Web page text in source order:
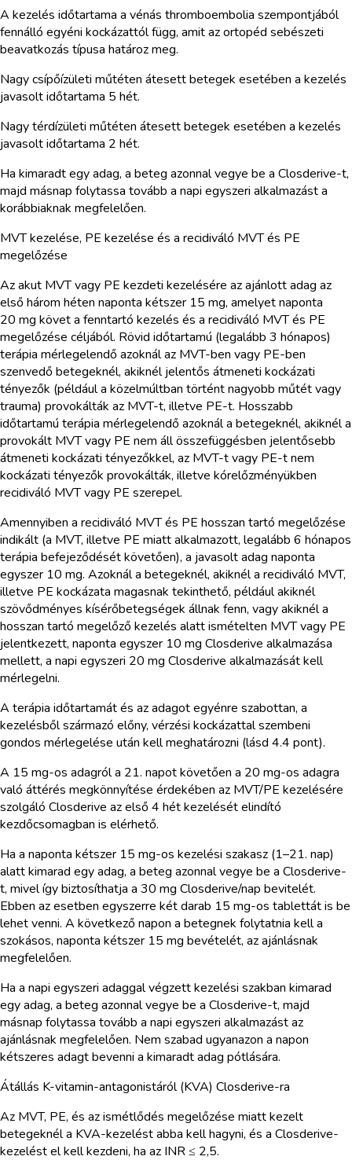
A kezelés időtartama a vénás thromboembolia szempontjából
fennálló egyéni kockázattól függ, amit az ortopéd sebészeti
beavatkozás típusa határoz meg.
Nagy csípőízületi műtéten átesett betegek esetében a kezelés
javasolt időtartama 5 hét.
Nagy térdízületi műtéten átesett betegek esetében a kezelés
javasolt időtartama 2 hét.
Ha kimaradt egy adag, a beteg azonnal vegye be a Closderive-t,
majd másnap folytassa tovább a napi egyszeri alkalmazást a
korábbiaknak megfelelően.
MVT kezelése, PE kezelése és a recidiváló MVT és PE
megelőzése
Az akut MVT vagy PE kezdeti kezelésére az ajánlott adag az
első három héten naponta kétszer 15 mg, amelyet naponta
20 mg követ a fenntartó kezelés és a recidiváló MVT és PE
megelőzése céljából. Rövid időtartamú (legalább 3 hónapos)
terápia mérlegelendő azoknál az MVT-ben vagy PE-ben
szenvedő betegeknél, akiknél jelentős átmeneti kockázati
tényezők (például a közelmúltban történt nagyobb műtét vagy
trauma) provokálták az MVT-t, illetve PE-t. Hosszabb
időtartamú terápia mérlegelendő azoknál a betegeknél, akiknél a
provokált MVT vagy PE nem áll összefüggésben jelentősebb
átmeneti kockázati tényezőkkel, az MVT-t vagy PE-t nem
kockázati tényezők provokálták, illetve kórelőzményükben
recidiváló MVT vagy PE szerepel.
Amennyiben a recidiváló MVT és PE hosszan tartó megelőzése
indikált (a MVT, illetve PE miatt alkalmazott, legalább 6 hónapos
terápia befejeződését követően), a javasolt adag naponta
egyszer 10 mg. Azoknál a betegeknél, akiknél a recidiváló MVT,
illetve PE kockázata magasnak tekinthető, például akiknél
szövődményes kísérőbetegségek állnak fenn, vagy akiknél a
hosszan tartó megelőző kezelés alatt ismételten MVT vagy PE
jelentkezett, naponta egyszer 10 mg Closderive alkalmazása
mellett, a napi egyszeri 20 mg Closderive alkalmazását kell
mérlegelni.
A terápia időtartamát és az adagot egyénre szabottan, a
kezelésből származó előny, vérzési kockázattal szembeni
gondos mérlegelése után kell meghatározni (lásd 4.4 pont).
A 15 mg-os adagról a 21. napot követően a 20 mg-os adagra
való áttérés megkönnyítése érdekében az MVT/PE kezelésére
szolgáló Closderive az első 4 hét kezelését elindító
kezdőcsomagban is elérhető.
Ha a naponta kétszer 15 mg-os kezelési szakasz (1–21. nap)
alatt kimarad egy adag, a beteg azonnal vegye be a Closderive-
t, mivel így biztosíthatja a 30 mg Closderive/nap bevitelét.
Ebben az esetben egyszerre két darab 15 mg-os tablettát is be
lehet venni. A következő napon a betegnek folytatnia kell a
szokásos, naponta kétszer 15 mg bevételét, az ajánlásnak
megfelelően.
Ha a napi egyszeri adaggal végzett kezelési szakban kimarad
egy adag, a beteg azonnal vegye be a Closderive-t, majd
másnap folytassa tovább a napi egyszeri alkalmazást az
ajánlásnak megfelelően. Nem szabad ugyanazon a napon
kétszeres adagt bevenni a kimaradt adag pótlására.
Átállás K-vitamin-antagonistáról (KVA) Closderive-ra
Az MVT, PE, és az ismétlődés megelőzése miatt kezelt
betegeknél a KVA-kezelést abba kell hagyni, és a Closderive-
kezelést el kell kezdeni, ha az INR ≤ 2,5.